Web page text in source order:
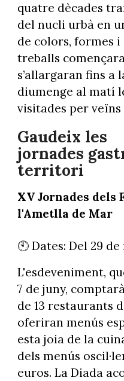
quatre dècades
del nucli urbà en
de colors, formes i
treballs
s’allargaran fins a
diumenge al matí
visitades per
Gaudeix les
jornades
territori
XV Jornades dels
l'Ametlla de Mar
🕙 Dates: Del 29
L'esdeveniment,
7 de juny,
de 13 restaurants
oferiran menús
esta joia de la
dels menús
euros. La Diada